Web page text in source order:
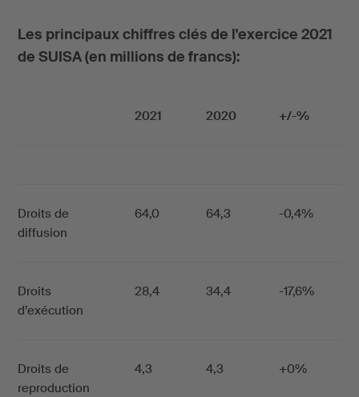
Les principaux chiffres clés de l'exercice 2021
de SUISA (en millions de francs):
2021 2020 +/-%
Droits de
diffusion
64,0 64,3 -0,4%
Droits
d’exécution
28,4 34,4 -17,6%
Droits de
reproduction
4,3 4,3 +0%